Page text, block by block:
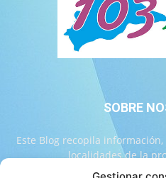
SOBRE
Este Blog recopila
localidades de la